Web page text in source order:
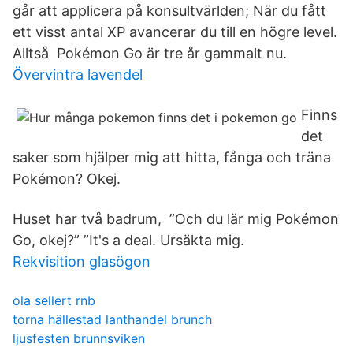
går att applicera på konsultvärlden; När du fått
ett visst antal XP avancerar du till en högre level.
Alltså Pokémon Go är tre år gammalt nu.
Övervintra lavendel
Finns
det
saker som hjälper mig att hitta, fånga och träna
Pokémon? Okej.
Huset har två badrum, ”Och du lär mig Pokémon
Go, okej?” ”It's a deal. Ursäkta mig.
Rekvisition glasögon
ola sellert rnb
torna hällestad lanthandel brunch
ljusfesten brunnsviken